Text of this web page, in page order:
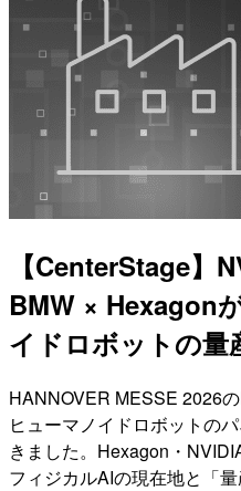
【CenterStage】
BMW × Hexagon
イドロボットの量
HANNOVER MESSE 2026
ヒューマノイドロボットの
きました。Hexagon・
フィジカルAIの現在地と「